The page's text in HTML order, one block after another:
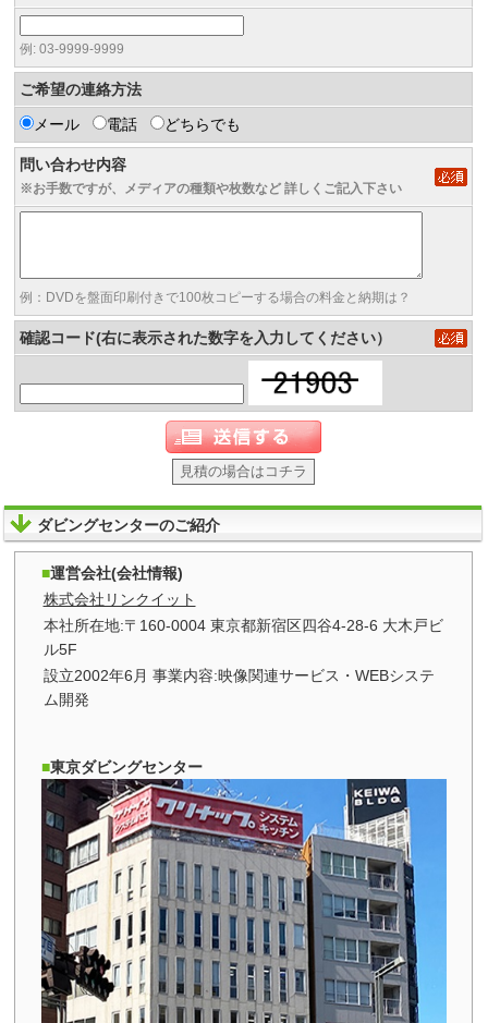
例: 03-9999-9999
ご希望の連絡方法
メール 電話 どちらでも
問い合わせ内容
※お手数ですが、メディアの種類や枚数など 詳しくご記入下さい
例：DVDを盤面印刷付きで100枚コピーする場合の料金と納期は？
確認コード(右に表示された数字を入力してください）
見積の場合はコチラ
ダビングセンターのご紹介
運営会社(会社情報)
株式会社リンクイット
本社所在地:〒160-0004 東京都新宿区四谷4-28-6 大木戸ビ
ル5F
設立2002年6月 事業内容:映像関連サービス・WEBシステ
ム開発
東京ダビングセンター